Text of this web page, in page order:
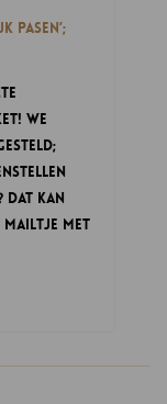
We
Dat kan
met